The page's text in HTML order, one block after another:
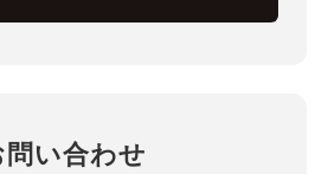
問い合わせ